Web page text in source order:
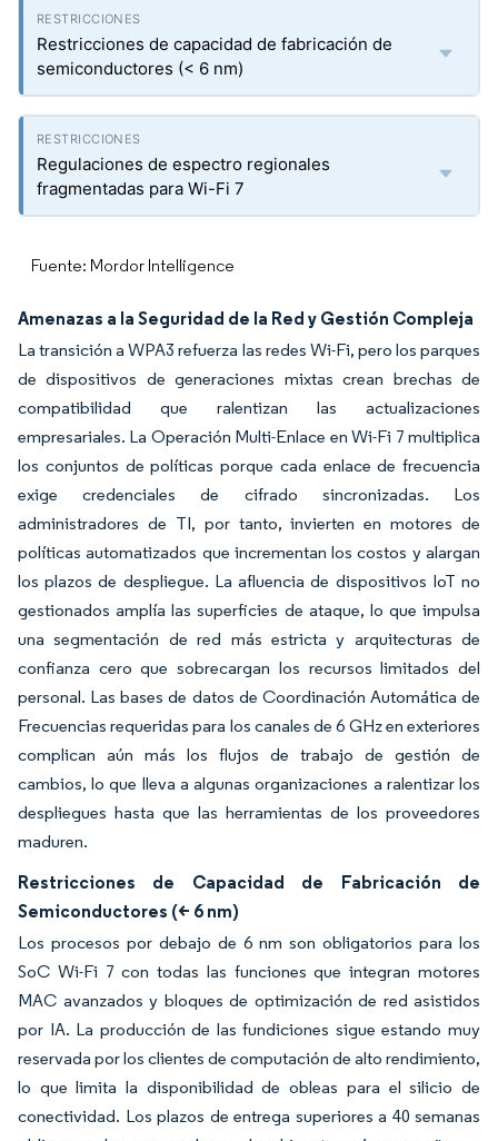
Restricciones de capacidad de fabricación de
semiconductores (< 6 nm)
Regulaciones de espectro regionales
fragmentadas para Wi-Fi 7
Fuente: Mordor Intelligence
Amenazas a la Seguridad de la Red y Gestión Compleja
La transición a WPA3 refuerza las redes Wi-Fi, pero los parques
de dispositivos de generaciones mixtas crean brechas de
compatibilidad que ralentizan las actualizaciones
empresariales. La Operación Multi-Enlace en Wi-Fi 7 multiplica
los conjuntos de políticas porque cada enlace de frecuencia
exige credenciales de cifrado sincronizadas. Los
administradores de TI, por tanto, invierten en motores de
políticas automatizados que incrementan los costos y alargan
los plazos de despliegue. La afluencia de dispositivos IoT no
gestionados amplía las superficies de ataque, lo que impulsa
una segmentación de red más estricta y arquitecturas de
confianza cero que sobrecargan los recursos limitados del
personal. Las bases de datos de Coordinación Automática de
Frecuencias requeridas para los canales de 6 GHz en exteriores
complican aún más los flujos de trabajo de gestión de
cambios, lo que lleva a algunas organizaciones a ralentizar los
despliegues hasta que las herramientas de los proveedores
maduren.
Restricciones de Capacidad de Fabricación de
Semiconductores (< 6 nm)
Los procesos por debajo de 6 nm son obligatorios para los
SoC Wi-Fi 7 con todas las funciones que integran motores
MAC avanzados y bloques de optimización de red asistidos
por IA. La producción de las fundiciones sigue estando muy
reservada por los clientes de computación de alto rendimiento,
lo que limita la disponibilidad de obleas para el silicio de
conectividad. Los plazos de entrega superiores a 40 semanas